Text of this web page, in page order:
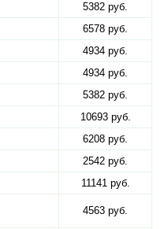
5382 руб.
6578 руб.
4934 руб.
4934 руб.
5382 руб.
10693 руб.
6208 руб.
2542 руб.
11141 руб.
4563 руб.